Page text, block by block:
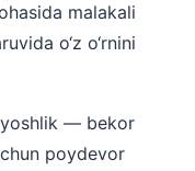
malakali
o‘z o‘rnini
yoshlik — bekor
poydevor